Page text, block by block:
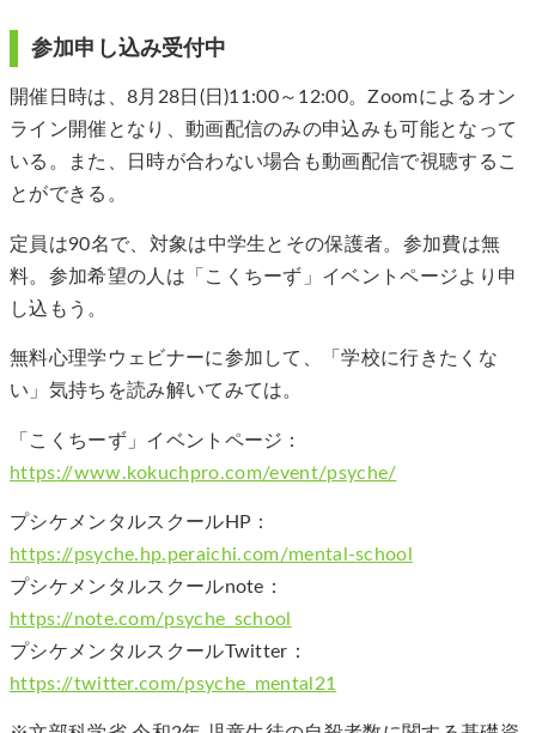
参加申し込み受付中
開催日時は、8月28日(日)11:00～12:00。Zoomによるオン
ライン開催となり、動画配信のみの申込みも可能となって
いる。また、日時が合わない場合も動画配信で視聴するこ
とができる。
定員は90名で、対象は中学生とその保護者。参加費は無
料。参加希望の人は「こくちーず」イベントページより申
し込もう。
無料心理学ウェビナーに参加して、「学校に行きたくな
い」気持ちを読み解いてみては。
「こくちーず」イベントページ：
https://www.kokuchpro.com/event/psyche/
プシケメンタルスクールHP：
https://psyche.hp.peraichi.com/mental-school
プシケメンタルスクールnote：
https://note.com/psyche_school
プシケメンタルスクールTwitter：
https://twitter.com/psyche_mental21